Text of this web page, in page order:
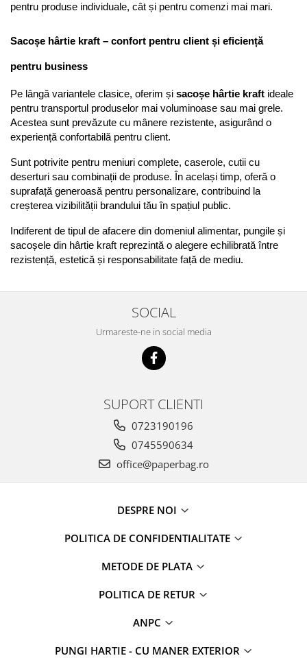
pentru produse individuale, cât și pentru comenzi mai mari.
Sacoșe hârtie kraft – confort pentru client și eficiență
pentru business
Pe lângă variantele clasice, oferim și sacoșe hârtie kraft ideale
pentru transportul produselor mai voluminoase sau mai grele.
Acestea sunt prevăzute cu mânere rezistente, asigurând o
experiență confortabilă pentru client.
Sunt potrivite pentru meniuri complete, caserole, cutii cu
deserturi sau combinații de produse. În același timp, oferă o
suprafață generoasă pentru personalizare, contribuind la
creșterea vizibilității brandului tău în spațiul public.
Indiferent de tipul de afacere din domeniul alimentar, pungile și
sacoșele din hârtie kraft reprezintă o alegere echilibrată între
rezistență, estetică și responsabilitate față de mediu.
SOCIAL
Urmareste-ne in social media
SUPORT CLIENTI
0723190196
0745590634
office@paperbag.ro
DESPRE NOI
POLITICA DE CONFIDENTIALITATE
METODE DE PLATA
POLITICA DE RETUR
ANPC
PUNGI HARTIE - CU MANER EXTERIOR